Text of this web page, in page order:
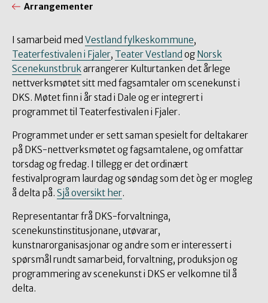
Arrangementer
I samarbeid med Vestland fylkeskommune,
Teaterfestivalen i Fjaler, Teater Vestland og Norsk
Scenekunstbrukarrangerer Kulturtanken det årlege
nettverksmøtet sitt med fagsamtaler om scenekunst i
DKS. Møtet finn i år stad i Dale og er integrert i
programmet til Teaterfestivalen i Fjaler.
Programmet under er sett saman spesielt for deltakarer
på DKS-nettverksmøtet og fagsamtalene, og omfattar
torsdag og fredag. I tillegg er det ordinært
festivalprogram laurdag og søndag som det òg er mogleg
å delta på. Sjå oversikt her.
Representantar frå DKS-forvaltninga,
scenekunstinstitusjonane, utøvarar,
kunstnarorganisasjonar og andre som er interessert i
spørsmål rundt samarbeid, forvaltning, produksjon og
programmering av scenekunst i DKS er velkomne til å
delta.